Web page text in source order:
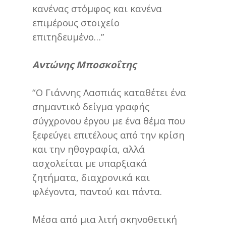
κανένας στόμφος και κανένα
επιμέρους στοιχείο
επιτηδευμένο…”
Αντώνης Μποσκοΐτης
“Ο Γιάννης Λασπιάς καταθέτει ένα
σημαντικό δείγμα γραφής
σύγχρονου έργου με ένα θέμα που
ξεφεύγει επιτέλους από την κρίση
και την ηθογραφία, αλλά
ασχολείται με υπαρξιακά
ζητήματα, διαχρονικά και
φλέγοντα, παντού και πάντα.
Μέσα από μια λιτή σκηνοθετική